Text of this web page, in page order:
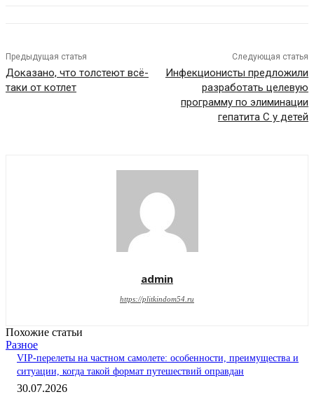
Предыдущая статья
Доказано, что толстеют всё-
таки от котлет
Следующая статья
Инфекционисты предложили
разработать целевую
программу по элиминации
гепатита С у детей
admin
https://plitkindom54.ru
Похожие статьи
Разное
VIP-перелеты на частном самолете: особенности, преимущества и
ситуации, когда такой формат путешествий оправдан
30.07.2026